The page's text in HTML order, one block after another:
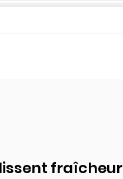
fraîcheur